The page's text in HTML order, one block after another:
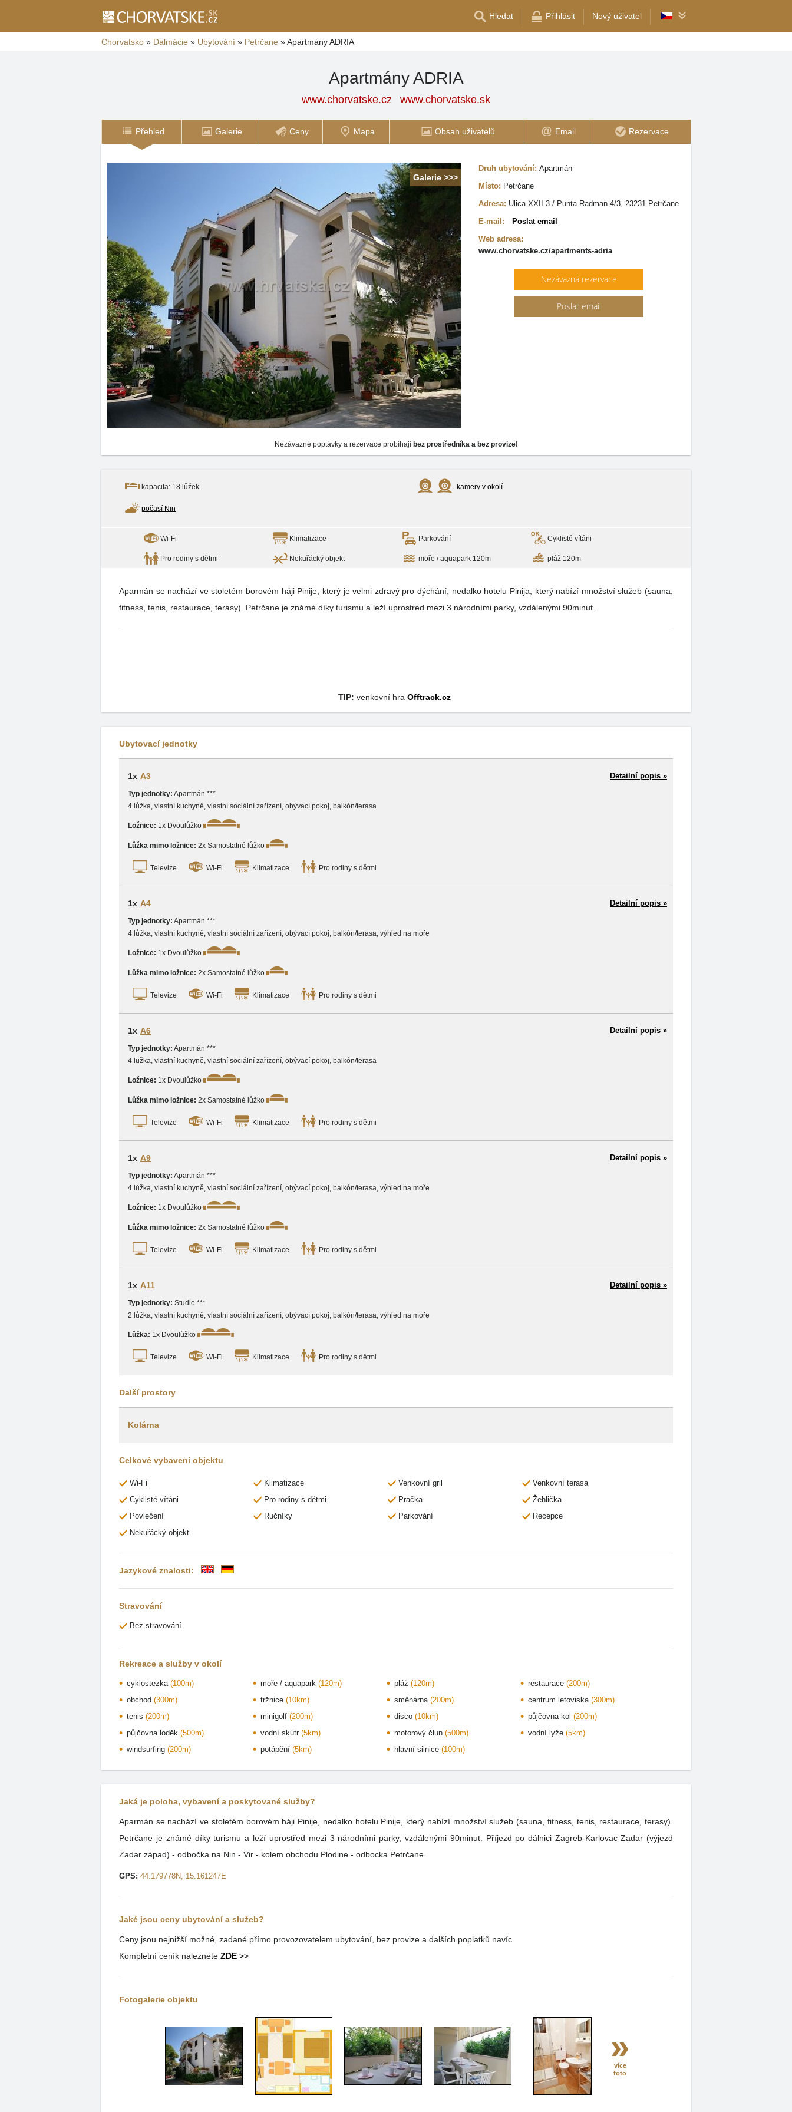
Hledat Přihlásit Nový uživatel
Chorvatsko » Dalmácie » Ubytování » Petrčane »Apartmány ADRIA
Apartmány ADRIA
www.chorvatske.cz www.chorvatske.sk
Přehled Galerie Ceny Mapa Obsah uživatelů Email Rezervace
Galerie >>>
Druh ubytování: Apartmán
Místo: Petrčane
Adresa: Ulica XXII 3 / Punta Radman 4/3, 23231 Petrčane
E-mail:
Poslat email
Web adresa:
www.chorvatske.cz/apartments-adria
Nezávazná rezervace
Poslat email
Nezávazné poptávky a rezervace probíhají bez prostředníka a bez provize!
kapacita: 18 lůžek kamery v okolí
počasí Nin
Wi-Fi Klimatizace Parkování Cyklisté vítáni
Pro rodiny s dětmi Nekuřácký objekt moře / aquapark 120m pláž 120m
Aparmán se nachází ve stoletém borovém háji Pinije, který je velmi zdravý pro dýchání, nedalko hotelu Pinija, který nabízí množství služeb (sauna,
fitness, tenis, restaurace, terasy). Petrčane je známé díky turismu a leží uprostred mezi 3 národními parky, vzdálenými 90minut.
TIP: venkovní hra Offtrack.cz
Ubytovací jednotky
1x A3
Typ jednotky: Apartmán ***
4 lůžka, vlastní kuchyně, vlastní sociální zařízení, obývací pokoj, balkón/terasa
Ložnice: 1x Dvoulůžko
Lůžka mimo ložnice: 2x Samostatné lůžko
Televize Wi-Fi Klimatizace Pro rodiny s dětmi
Detailní popis »
1x A4
Typ jednotky: Apartmán ***
4 lůžka, vlastní kuchyně, vlastní sociální zařízení, obývací pokoj, balkón/terasa, výhled na moře
Ložnice: 1x Dvoulůžko
Lůžka mimo ložnice: 2x Samostatné lůžko
Televize Wi-Fi Klimatizace Pro rodiny s dětmi
Detailní popis »
1x A6
Typ jednotky: Apartmán ***
4 lůžka, vlastní kuchyně, vlastní sociální zařízení, obývací pokoj, balkón/terasa
Ložnice: 1x Dvoulůžko
Lůžka mimo ložnice: 2x Samostatné lůžko
Televize Wi-Fi Klimatizace Pro rodiny s dětmi
Detailní popis »
1x A9
Typ jednotky: Apartmán ***
4 lůžka, vlastní kuchyně, vlastní sociální zařízení, obývací pokoj, balkón/terasa, výhled na moře
Ložnice: 1x Dvoulůžko
Lůžka mimo ložnice: 2x Samostatné lůžko
Televize Wi-Fi Klimatizace Pro rodiny s dětmi
Detailní popis »
1x A11
Typ jednotky: Studio ***
2 lůžka, vlastní kuchyně, vlastní sociální zařízení, obývací pokoj, balkón/terasa, výhled na moře
Lůžka: 1x Dvoulůžko
Televize Wi-Fi Klimatizace Pro rodiny s dětmi
Detailní popis »
Další prostory
Kolárna
Celkové vybavení objektu
Wi-Fi Klimatizace Venkovní gril
Venkovní terasa
Cyklisté vítáni
Pro rodiny s dětmi Pračka
Žehlička
Povlečení
Ručníky Parkování
Recepce
Nekuřácký objekt
Jazykové znalosti:
Stravování
Bez stravování
Rekreace a služby v okolí
cyklostezka (100m) moře / aquapark (120m) pláž (120m) restaurace (200m)
obchod (300m) tržnice (10km) směnárna (200m) centrum letoviska (300m)
tenis (200m) minigolf (200m) disco (10km) půjčovna kol (200m)
půjčovna loděk (500m) vodní skútr (5km) motorový člun (500m) vodní lyže (5km)
windsurfing (200m) potápění (5km) hlavní silnice (100m)
Jaká je poloha, vybavení a poskytované služby?
Aparmán se nachází ve stoletém borovém háji Pinije, nedalko hotelu Pinije, který nabízí množství služeb (sauna, fitness, tenis, restaurace, terasy).
Petrčane je známé díky turismu a leží uprostřed mezi 3 národními parky, vzdálenými 90minut. Příjezd po dálnici Zagreb-Karlovac-Zadar (výjezd
Zadar západ) - odbočka na Nin - Vir - kolem obchodu Plodine - odbocka Petrčane.
GPS: 44.179778N, 15.161247E
Jaké jsou ceny ubytování a služeb?
Ceny jsou nejnižší možné, zadané přímo provozovatelem ubytování, bez provize a dalších poplatků navíc.
Kompletní ceník naleznete ZDE >>
Fotogalerie objektu
»
více
foto